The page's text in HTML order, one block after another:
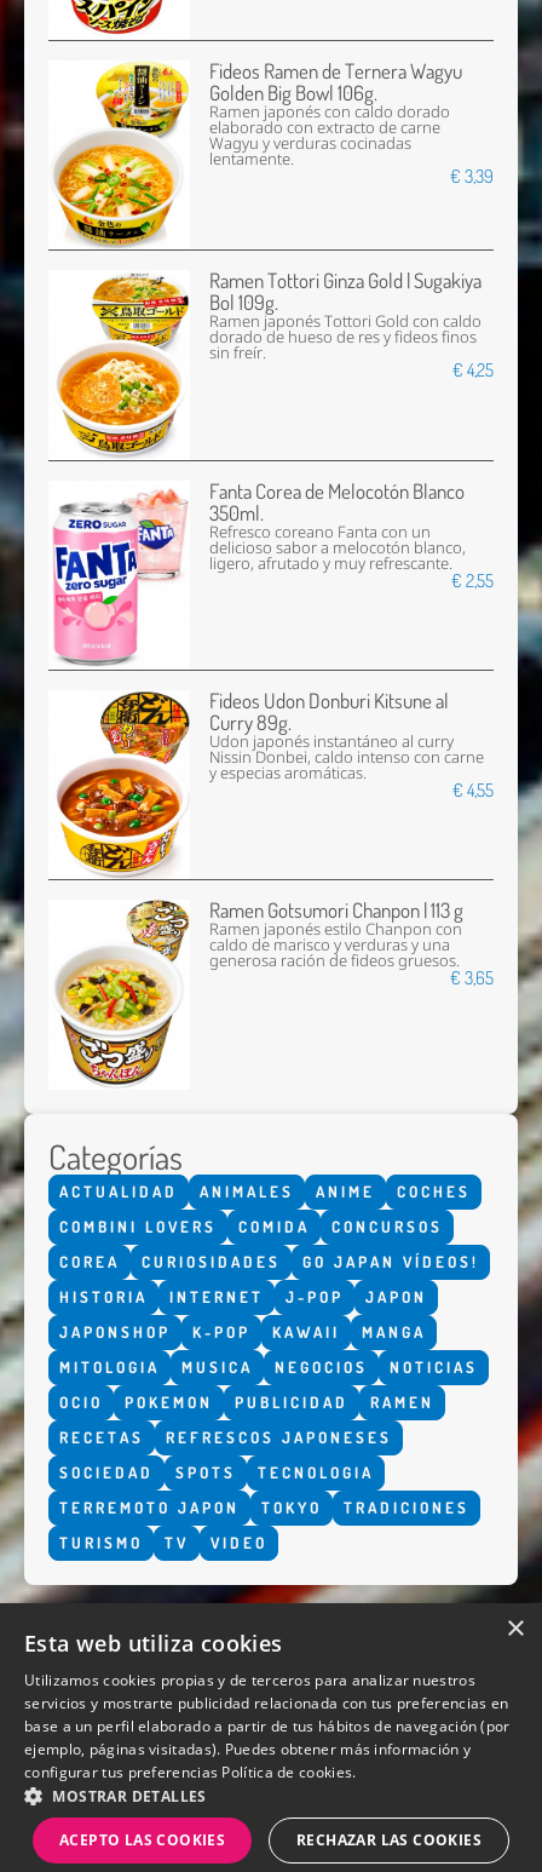
Fideos Ramen de Ternera Wagyu
Golden Big Bowl 106g.
Ramen japonés con caldo dorado
elaborado con extracto de carne
Wagyu y verduras cocinadas
lentamente.
€ 3,39
Ramen Tottori Ginza Gold | Sugakiya
Bol 109g.
Ramen japonés Tottori Gold con caldo
dorado de hueso de res y fideos finos
sin freír.
€ 4,25
Fanta Corea de Melocotón Blanco
350ml.
Refresco coreano Fanta con un
delicioso sabor a melocotón blanco,
ligero, afrutado y muy refrescante.
€ 2,55
Fideos Udon Donburi Kitsune al
Curry 89g.
Udon japonés instantáneo al curry
Nissin Donbei, caldo intenso con carne
y especias aromáticas.
€ 4,55
Ramen Gotsumori Chanpon | 113 g
Ramen japonés estilo Chanpon con
caldo de marisco y verduras y una
generosa ración de fideos gruesos.
€ 3,65
Categorías
ACTUALIDAD ANIMALES ANIME
COCHES
COMBINI LOVERS
COMIDA
CONCURSOS
COREA
CURIOSIDADES
GO JAPAN VÍDEOS!
HISTORIA
INTERNET J-POP
JAPON
JAPONSHOP
K-POP KAWAII
MANGA
MITOLOGIA
MUSICA NEGOCIOS
NOTICIAS
OCIO
POKEMON PUBLICIDAD
RAMEN
RECETAS
REFRESCOS JAPONESES
SOCIEDAD
SPOTS
TECNOLOGIA
TERREMOTO JAPON
TOKYO
TRADICIONES
TURISMO
TV VIDEO
QUIENES SOMOS
Diseño y desarrollo web Perosio
×
Esta web utiliza cookies
Utilizamos cookies propias y de terceros para analizar nuestros
servicios y mostrarte publicidad relacionada con tus preferencias en
base a un perfil elaborado a partir de tus hábitos de navegación (por
ejemplo, páginas visitadas). Puedes obtener más información y
configurar tus preferencias Política de cookies.
MOSTRAR DETALLES
ACEPTO LAS COOKIES RECHAZAR LAS COOKIES